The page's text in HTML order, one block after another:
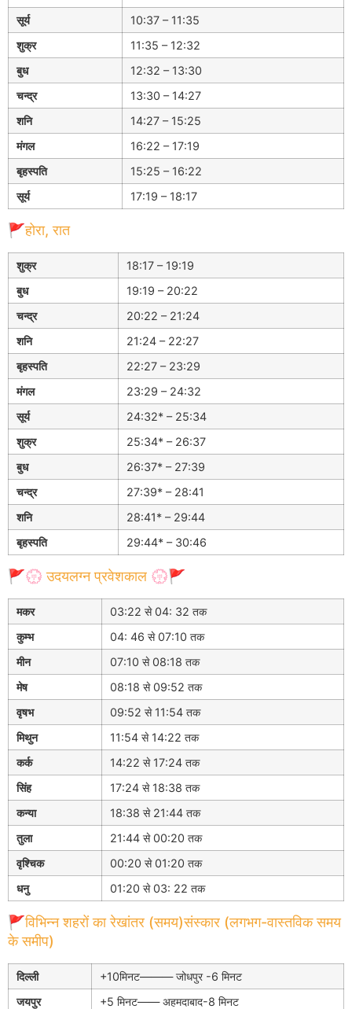
सूर्य
10:37 – 11:35
शुक्र
11:35 – 12:32
बुध
12:32 – 13:30
चन्द्र
13:30 – 14:27
शनि
14:27 – 15:25
मंगल
16:22 – 17:19
बृहस्पति
15:25 – 16:22
सूर्य
17:19 – 18:17
🚩होरा, रात
शुक्र
18:17 – 19:19
बुध
19:19 – 20:22
चन्द्र
20:22 – 21:24
शनि
21:24 – 22:27
बृहस्पति
22:27 – 23:29
मंगल
23:29 – 24:32
सूर्य
24:32* – 25:34
शुक्र
25:34* – 26:37
बुध
26:37* – 27:39
चन्द्र
27:39* – 28:41
शनि
28:41* – 29:44
बृहस्पति
29:44* – 30:46
🚩💮 उदयलग्न प्रवेशकाल 💮🚩
मकर
03:22 से 04: 32 तक
कुम्भ
04: 46 से 07:10 तक
मीन
07:10 से 08:18 तक
मेष
08:18 से 09:52 तक
वृषभ
09:52 से 11:54 तक
मिथुन
11:54 से 14:22 तक
कर्क
14:22 से 17:24 तक
सिंह
17:24 से 18:38 तक
कन्या
18:38 से 21:44 तक
तुला
21:44 से 00:20 तक
वृश्चिक
00:20 से 01:20 तक
धनु
01:20 से 03: 22 तक
🚩विभिन्न शहरों का रेखांतर (समय)संस्कार (लगभग-वास्तविक समय
के समीप)
दिल्ली
+10मिनट——— जोधपुर -6 मिनट
जयपुर
+5 मिनट—— अहमदाबाद-8 मिनट